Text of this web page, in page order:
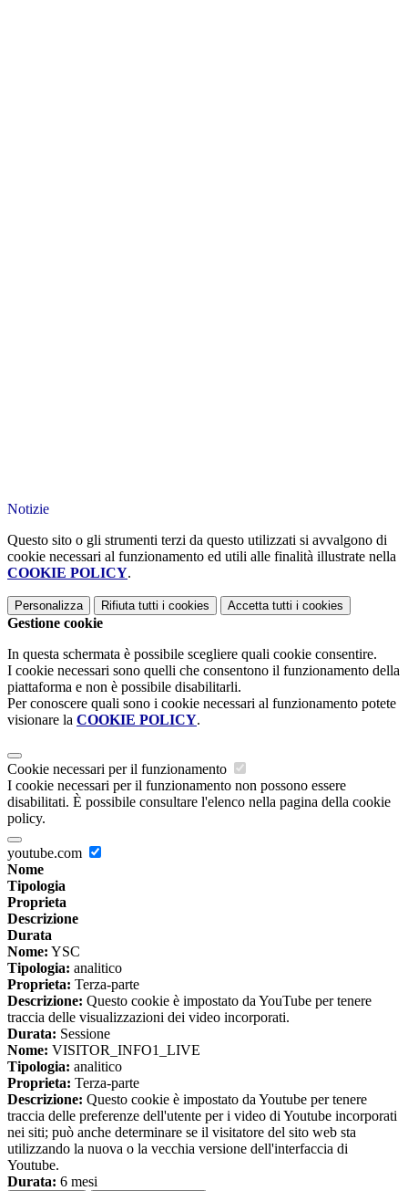
Notizie
Questo sito o gli strumenti terzi da questo utilizzati si avvalgono di
cookie necessari al funzionamento ed utili alle finalità illustrate nella
COOKIE POLICY.
Personalizza Rifiuta tutti i cookies Accetta tutti i cookies
Gestione cookie
In questa schermata è possibile scegliere quali cookie consentire.
I cookie necessari sono quelli che consentono il funzionamento della
piattaforma e non è possibile disabilitarli.
Per conoscere quali sono i cookie necessari al funzionamento potete
visionare la COOKIE POLICY.
Cookie necessari per il funzionamento
I cookie necessari per il funzionamento non possono essere
disabilitati. È possibile consultare l'elenco nella pagina della cookie
policy.
youtube.com
Nome
Tipologia
Proprieta
Descrizione
Durata
Nome: YSC
Tipologia: analitico
Proprieta: Terza-parte
Descrizione: Questo cookie è impostato da YouTube per tenere
traccia delle visualizzazioni dei video incorporati.
Durata: Sessione
Nome: VISITOR_INFO1_LIVE
Tipologia: analitico
Proprieta: Terza-parte
Descrizione: Questo cookie è impostato da Youtube per tenere
traccia delle preferenze dell'utente per i video di Youtube incorporati
nei siti; può anche determinare se il visitatore del sito web sta
utilizzando la nuova o la vecchia versione dell'interfaccia di
Youtube.
Durata: 6 mesi